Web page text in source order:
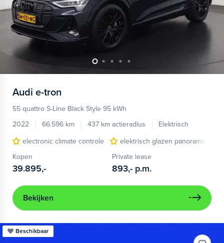
Audi e-tron
55 quattro S-Line Black Style 95 kWh
2022
66.596 km 437 km actieradius
Elektrisch
electronic climate controle
elektrisch glazen panorama-dak
Kopen
39.895,-
Private lease
893,- p.m.
Bekijken
Beschikbaar